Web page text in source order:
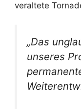
veraltete
„Das
unseres